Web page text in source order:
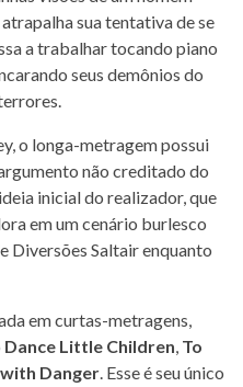
sua tentativa de se
a trabalhar tocando piano
seus demônios do
o longa-metragem possui
não creditado do
inicial do realizador, que
em um cenário burlesco
Diversões Saltair enquanto
em curtas-metragens,
Dance Little Children, To
Danger. Esse é seu único